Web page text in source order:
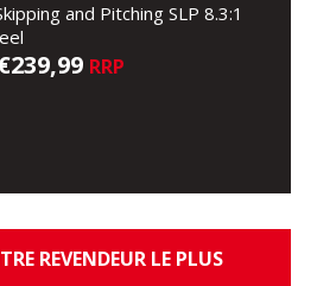
and Pitching SLP 8.3:1
RRP
REVENDEUR LE PLUS